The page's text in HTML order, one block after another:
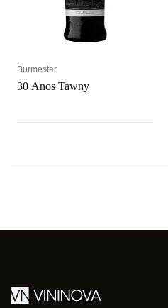
Burmester
30 Anos Tawny